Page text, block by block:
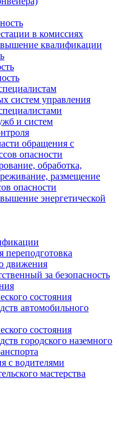
в комиссиях
квалификации
систем управления
и систем
обращения с
опасности
обработка,
размещение
опасности
энергетической
переподготовка
движения
за безопасность
состояния
автомобильного
состояния
городского наземного
с водителями
мастерства